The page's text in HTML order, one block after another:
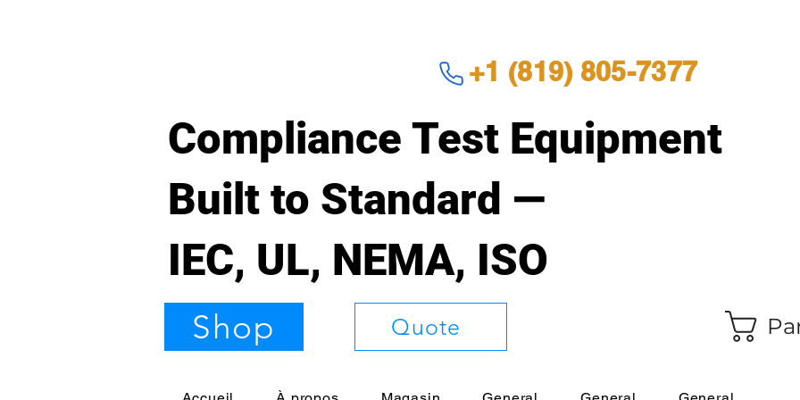
+1 (819) 805-7377
Compliance Test Equipment
Built to Standard —
IEC, UL, NEMA, ISO
Shop Quote